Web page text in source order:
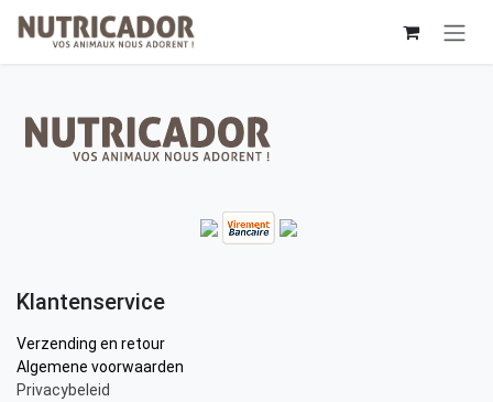
Overslaan naar inhoud
Klantenservice
Verzending en retour
Algemene voorwaarden
Privacybeleid